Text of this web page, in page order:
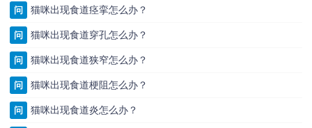
问 猫咪出现食道痉挛怎么办？
问 猫咪出现食道穿孔怎么办？
问 猫咪出现食道狭窄怎么办？
问 猫咪出现食道梗阻怎么办？
问 猫咪出现食道炎怎么办？